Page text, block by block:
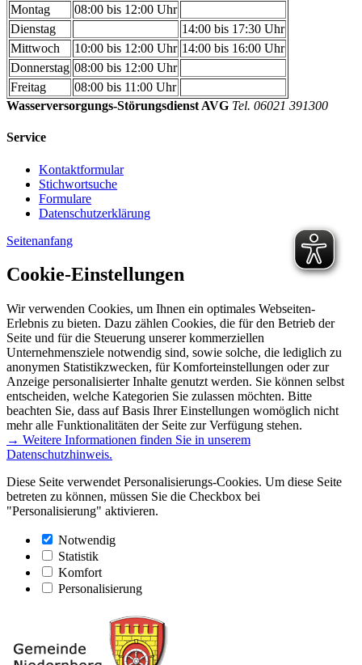
Montag
08:00 bis 12:00 Uhr
Dienstag
14:00 bis 17:30 Uhr
Mittwoch
10:00 bis 12:00 Uhr 14:00 bis 16:00 Uhr
Donnerstag 08:00 bis 12:00 Uhr
Freitag
08:00 bis 11:00 Uhr
Wasserversorgungs-Störungsdienst AVG Tel. 06021 391300
Service
Kontaktformular
Stichwortsuche
Formulare
Datenschutzerklärung
Seitenanfang
Cookie-Einstellungen
Wir verwenden Cookies, um Ihnen ein optimales Webseiten-
Erlebnis zu bieten. Dazu zählen Cookies, die für den Betrieb der
Seite und für die Steuerung unserer kommerziellen
Unternehmensziele notwendig sind, sowie solche, die lediglich zu
anonymen Statistikzwecken, für Komforteinstellungen oder zur
Anzeige personalisierter Inhalte genutzt werden. Sie können selbst
entscheiden, welche Kategorien Sie zulassen möchten. Bitte
beachten Sie, dass auf Basis Ihrer Einstellungen womöglich nicht
mehr alle Funktionalitäten der Seite zur Verfügung stehen.
→ Weitere Informationen finden Sie in unserem
Datenschutzhinweis.
Diese Seite verwendet Personalisierungs-Cookies. Um diese Seite
betreten zu können, müssen Sie die Checkbox bei
"Personalisierung" aktivieren.
Notwendig
Statistik
Komfort
Personalisierung